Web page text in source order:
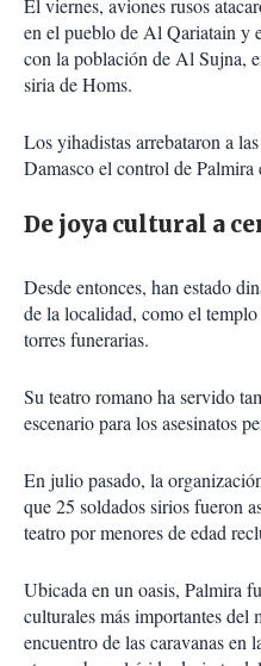
El viernes, aviones rusos
en el pueblo de Al Qariatain y
con la población de Al Sujna,
siria de Homs.
Los yihadistas arrebataron a
Damasco el control de Palmira
De joya cultural a
Desde entonces, han estado
de la localidad, como el
torres funerarias.
Su teatro romano ha servido
escenario para los asesinatos
En julio pasado, la
que 25 soldados sirios fueron
teatro por menores de edad
Ubicada en un oasis, Palmira
culturales más importantes
encuentro de las caravanas en